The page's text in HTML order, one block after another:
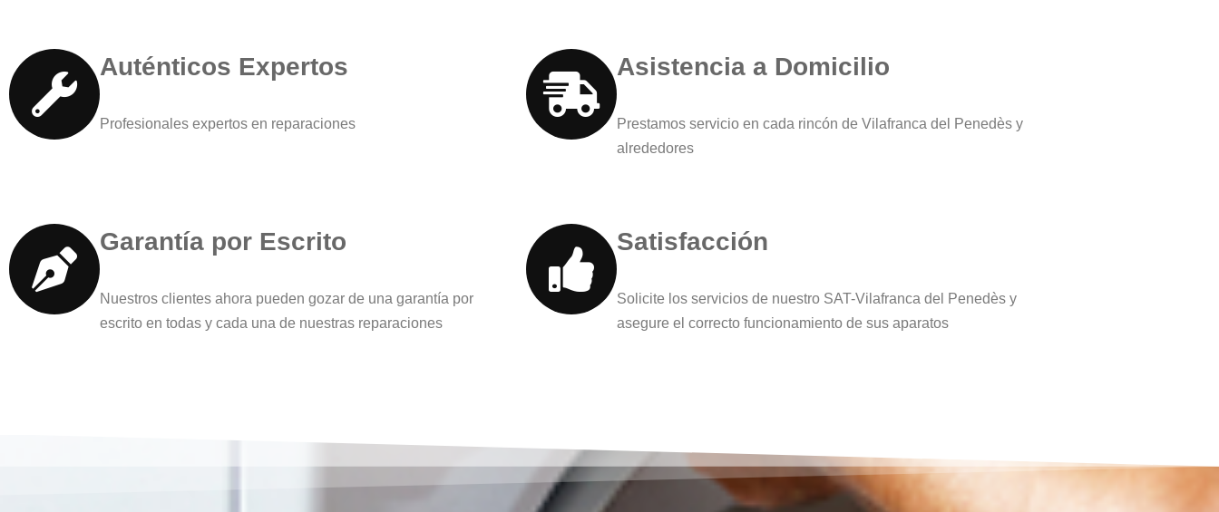
Auténticos Expertos
Profesionales expertos en reparaciones
Asistencia a Domicilio
Prestamos servicio en cada rincón de Vilafranca del Penedès y
alrededores
Garantía por Escrito
Nuestros clientes ahora pueden gozar de una garantía por
escrito en todas y cada una de nuestras reparaciones
Satisfacción
Solicite los servicios de nuestro SAT-Vilafranca del Penedès y
asegure el correcto funcionamiento de sus aparatos